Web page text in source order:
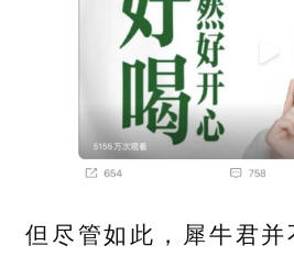
但尽管如此，犀牛君